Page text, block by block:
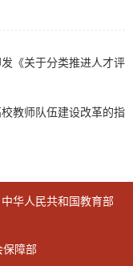
《关于分类推进人才评
教师队伍建设改革的指
中华人民共和国教育部
保障部